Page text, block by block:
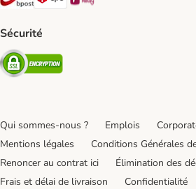
Sécurité
Security
Qui sommes-nous ? Emplois
Mentions légales
Conditions Générales
Renoncer au contrat ici
Élimination des
Frais et délai de livraison
Confidentialité